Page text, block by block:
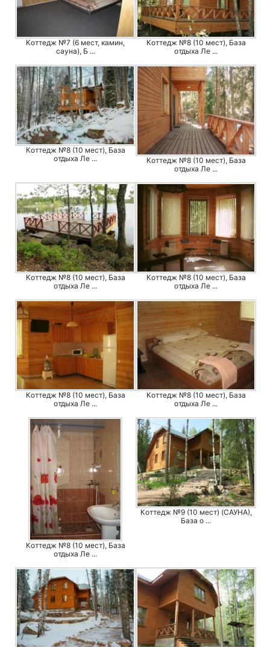
Коттедж №7 (6 мест, камин,
сауна), Б ...
Коттедж №8 (10 мест), База
отдыха Ле ...
Коттедж №8 (10 мест), База
отдыха Ле ...
Коттедж №8 (10 мест), База
отдыха Ле ...
Коттедж №8 (10 мест), База
отдыха Ле ...
Коттедж №8 (10 мест), База
отдыха Ле ...
Коттедж №8 (10 мест), База
отдыха Ле ...
Коттедж №8 (10 мест), База
отдыха Ле ...
Коттедж №8 (10 мест), База
отдыха Ле ...
Коттедж №9 (10 мест) (САУНА),
База о ...